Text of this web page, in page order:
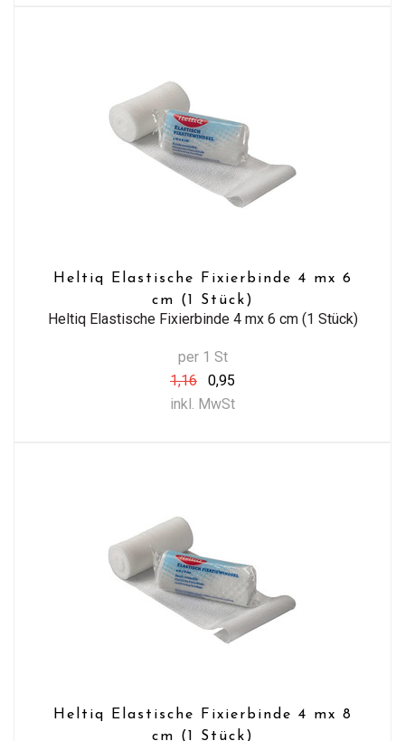
Heltiq Elastische Fixierbinde 4 mx 6
cm (1 Stück)
Heltiq Elastische Fixierbinde 4 mx 6 cm (1 Stück)
per 1 St
1,16
0,95
inkl. MwSt
Heltiq Elastische Fixierbinde 4 mx 8
cm (1 Stück)